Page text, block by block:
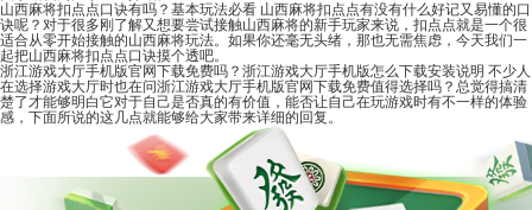
山西麻将扣点点口诀有吗？基本玩法必看 山西麻将扣点点有没有什么好记又易懂的口
诀呢？对于很多刚了解又想要尝试接触山西麻将的新手玩家来说，扣点点就是一个很
适合从零开始接触的山西麻将玩法。如果你还毫无头绪，那也无需焦虑，今天我们一
起把山西麻将扣点点口诀摸个透吧。
浙江游戏大厅手机版官网下载免费吗？浙江游戏大厅手机版怎么下载安装说明 不少人
在选择游戏大厅时也在问浙江游戏大厅手机版官网下载免费值得选择吗？总觉得搞清
楚了才能够明白它对于自己是否真的有价值，能否让自己在玩游戏时有不一样的体验
感，下面所说的这几点就能够给大家带来详细的回复。